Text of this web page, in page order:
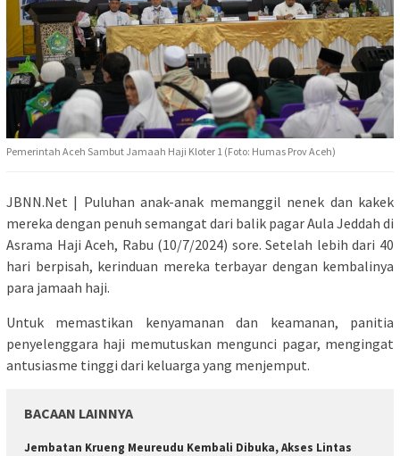
Pemerintah Aceh Sambut Jamaah Haji Kloter 1 (Foto: Humas Prov Aceh)
JBNN.Net | Puluhan anak-anak memanggil nenek dan kakek
mereka dengan penuh semangat dari balik pagar Aula Jeddah di
Asrama Haji Aceh, Rabu (10/7/2024) sore. Setelah lebih dari 40
hari berpisah, kerinduan mereka terbayar dengan kembalinya
para jamaah haji.
Untuk memastikan kenyamanan dan keamanan, panitia
penyelenggara haji memutuskan mengunci pagar, mengingat
antusiasme tinggi dari keluarga yang menjemput.
BACAAN LAINNYA
Jembatan Krueng Meureudu Kembali Dibuka, Akses Lintas